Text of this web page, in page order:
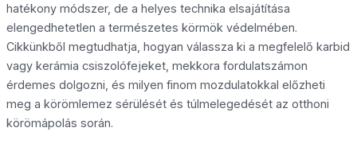
hatékony módszer, de a helyes technika elsajátítása
elengedhetetlen a természetes körmök védelmében.
Cikkünkből megtudhatja, hogyan válassza ki a megfelelő karbid
vagy kerámia csiszolófejeket, mekkora fordulatszámon
érdemes dolgozni, és milyen finom mozdulatokkal előzheti
meg a körömlemez sérülését és túlmelegedését az otthoni
körömápolás során.